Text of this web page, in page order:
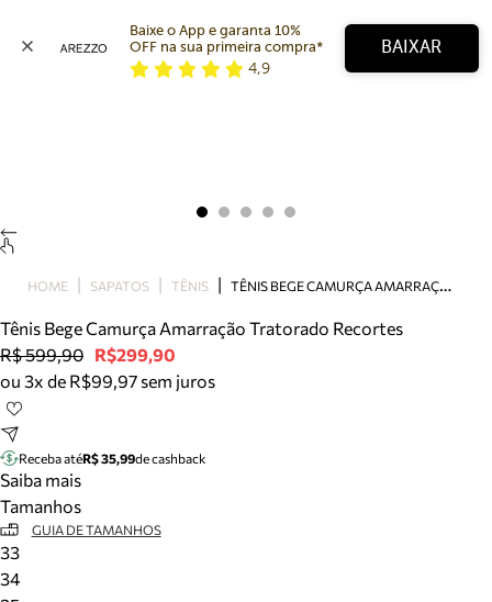
Bolsa
Tamanco
Tênis
Mule
Tire dúvidas sobre pedidos, devoluções e mais.
Meus pedidos
Acompanhe seus pedidos e solicite devoluções.
Baixe o App e garanta 10%
OFF na sua primeira compra*
4,9
BAIXAR
HOME SAPATOS TÊNIS T
ÊNIS BEGE CAMURÇA AMARRAÇÃO TRATORADO RECORTES
Tênis Bege Camurça Amarração Tratorado Recortes
R$ 599,90 R$299,90
ou 3x de R$99,97 sem juros
Receba atéR$ 35,99de cashback
Saiba mais
Tamanhos
GUIA DE TAMANHOS
33
34